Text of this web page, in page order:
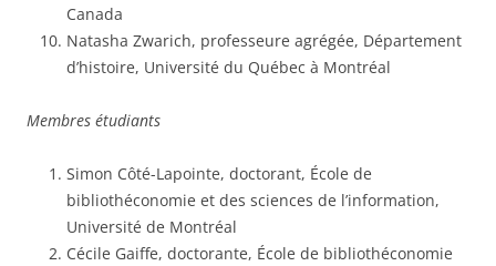
Canada
Natasha Zwarich, professeure agrégée, Département
d’histoire, Université du Québec à Montréal
Membres étudiants
Simon Côté-Lapointe, doctorant, École de
bibliothéconomie et des sciences de l’information,
Université de Montréal
Cécile Gaiffe, doctorante, École de bibliothéconomie